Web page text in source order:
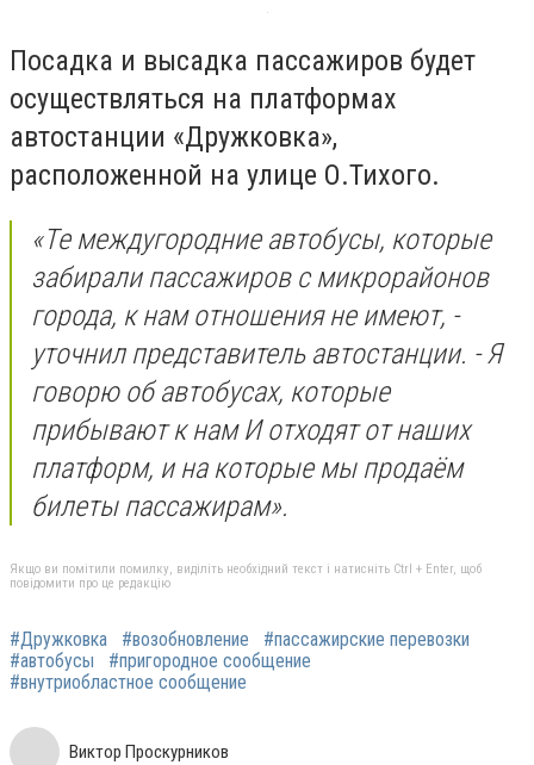
Посадка и высадка пассажиров будет
осуществляться на платформах
автостанции «Дружковка»,
расположенной на улице О.Тихого.
«Те междугородние автобусы, которые
забирали пассажиров с микрорайонов
города, к нам отношения не имеют, -
уточнил представитель автостанции. - Я
говорю об автобусах, которые
прибывают к нам И отходят от наших
платформ, и на которые мы продаём
билеты пассажирам».
Якщо ви помітили помилку, виділіть необхідний текст і натисніть Ctrl + Enter, щоб
повідомити про це редакцію
#Дружковка #возобновление
#пассажирские перевозки
#автобусы
#пригородное сообщение
#внутриобластное сообщение
Виктор Проскурников